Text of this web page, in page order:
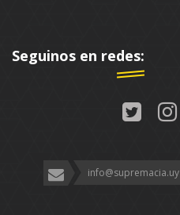
Seguinos en redes:
info@supremacia.uy